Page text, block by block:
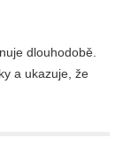
dlouhodobě.
a ukazuje, že